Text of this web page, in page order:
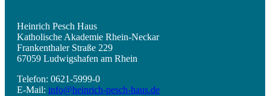
Heinrich Pesch Haus
Katholische Akademie Rhein-Neckar
Frankenthaler Straße 229
67059 Ludwigshafen am Rhein
Telefon: 0621-5999-0
E-Mail: info@heinrich-pesch-haus.de